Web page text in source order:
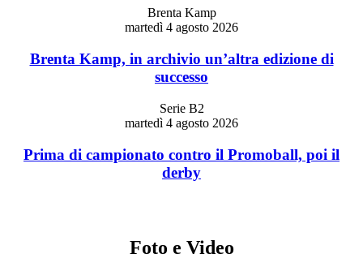
Brenta Kamp
martedì 4 agosto 2026
Brenta Kamp, in archivio un’altra edizione di
successo
Serie B2
martedì 4 agosto 2026
Prima di campionato contro il Promoball, poi il
derby
Foto e Video